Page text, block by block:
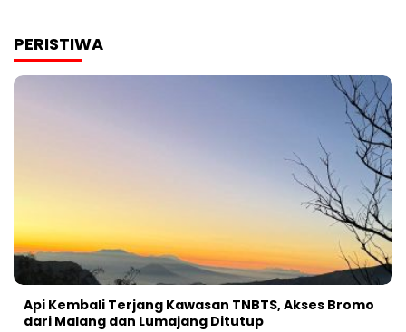
PERISTIWA
Api Kembali Terjang Kawasan TNBTS, Akses Bromo
dari Malang dan Lumajang Ditutup